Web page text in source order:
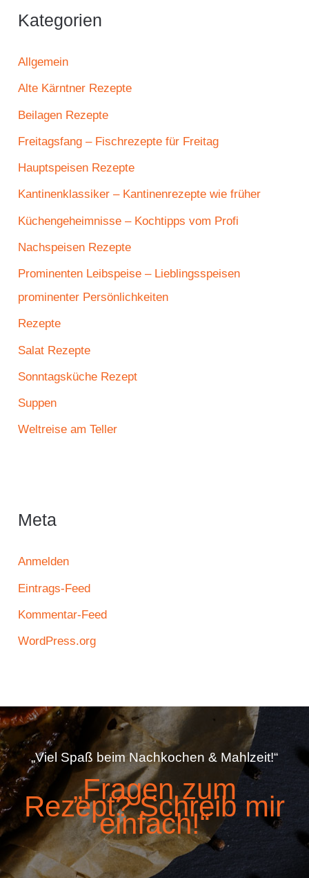
Kategorien
Allgemein
Alte Kärntner Rezepte
Beilagen Rezepte
Freitagsfang – Fischrezepte für Freitag
Hauptspeisen Rezepte
Kantinenklassiker – Kantinenrezepte wie früher
Küchengeheimnisse – Kochtipps vom Profi
Nachspeisen Rezepte
Prominenten Leibspeise – Lieblingsspeisen
prominenter Persönlichkeiten
Rezepte
Salat Rezepte
Sonntagsküche Rezept
Suppen
Weltreise am Teller
Meta
Anmelden
Eintrags-Feed
Kommentar-Feed
WordPress.org
„Viel Spaß beim Nachkochen & Mahlzeit!“
„Fragen zum
Rezept? Schreib mir
einfach!“